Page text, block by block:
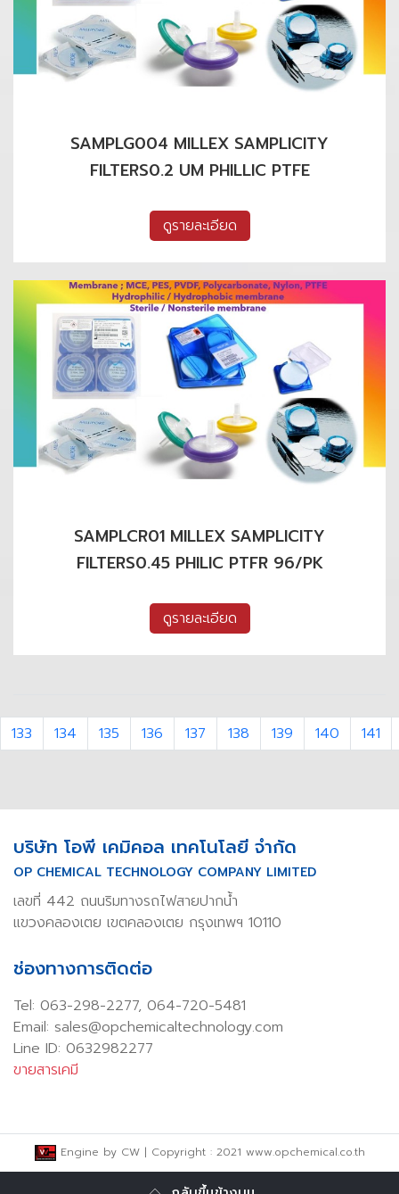
SAMPLG004 MILLEX SAMPLICITY
FILTERS0.2 UM PHILLIC PTFE
ดูรายละเอียด
SAMPLCR01 MILLEX SAMPLICITY
FILTERS0.45 PHILIC PTFR 96/PK
ดูรายละเอียด
133 134 135 136 137 138 139 140 141
บริษัท โอพี เคมิคอล เทคโนโลยี จำกัด
OP CHEMICAL TECHNOLOGY COMPANY LIMITED
เลขที่ 442 ถนนริมทางรถไฟสายปากน้ำ
แขวงคลองเตย เขตคลองเตย กรุงเทพฯ 10110
ช่องทางการติดต่อ
Tel: 063-298-2277, 064-720-5481
Email: sales@opchemicaltechnology.com
Line ID: 0632982277
ขายสารเคมี
Engine by CW| Copyright : 2021 www.opchemical.co.th